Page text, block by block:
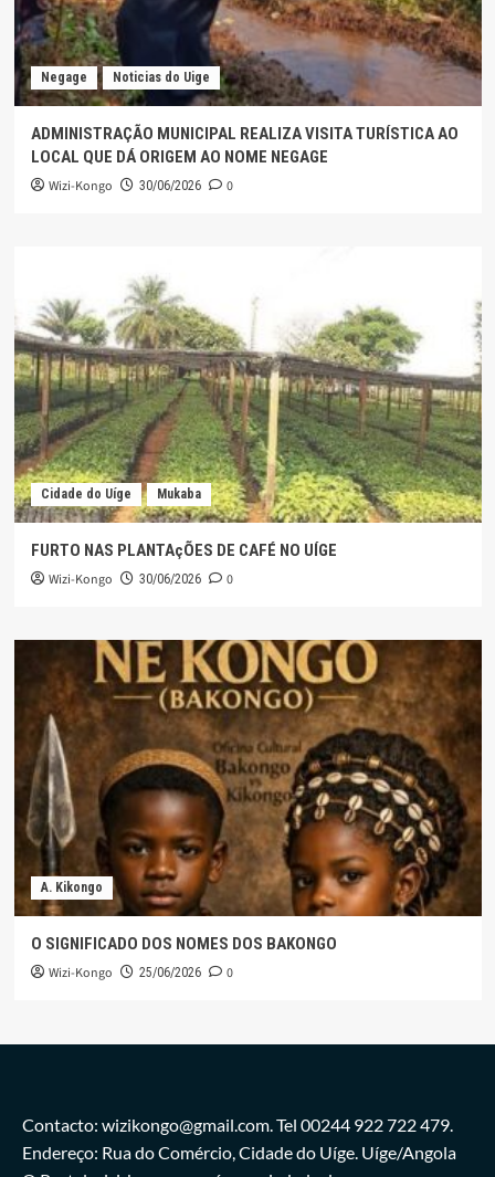
Negage Noticias do Uige
ADMINISTRAÇÃO MUNICIPAL REALIZA VISITA TURÍSTICA AO
LOCAL QUE DÁ ORIGEM AO NOME NEGAGE
Wizi-Kongo 30/06/2026 0
Cidade do Uíge Mukaba
FURTO NAS PLANTAçÕES DE CAFÉ NO UÍGE
Wizi-Kongo 30/06/2026 0
A. Kikongo
O SIGNIFICADO DOS NOMES DOS BAKONGO
Wizi-Kongo 25/06/2026 0
Contacto: wizikongo@gmail.com. Tel 00244 922 722 479.
Endereço: Rua do Comércio, Cidade do Uíge. Uíge/Angola